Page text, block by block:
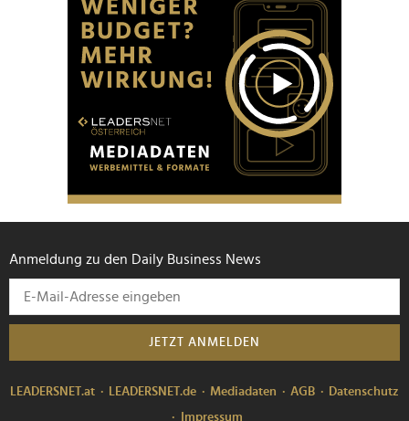
Anmeldung zu den Daily Business News
JETZT ANMELDEN
LEADERSNET.at LEADERSNET.de Mediadaten AGB
Datenschutz
Impressum